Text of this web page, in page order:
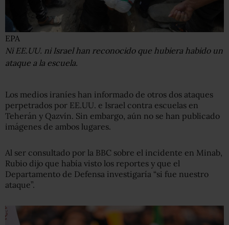
EPA
Ni EE.UU. ni Israel han reconocido que hubiera habido un
ataque a la escuela.
Los medios iraníes han informado de otros dos ataques
perpetrados por EE.UU. e Israel contra escuelas en
Teherán y Qazvín. Sin embargo, aún no se han publicado
imágenes de ambos lugares.
Al ser consultado por la BBC sobre el incidente en Minab,
Rubio dijo que había visto los reportes y que el
Departamento de Defensa investigaría “si fue nuestro
ataque”.